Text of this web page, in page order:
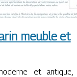
meuble et
et antique,